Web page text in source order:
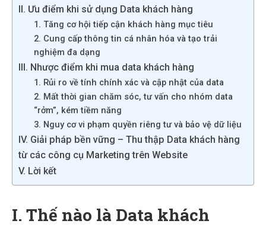
II. Ưu điểm khi sử dụng Data khách hàng
1. Tăng cơ hội tiếp cận khách hàng mục tiêu
2. Cung cấp thông tin cá nhân hóa và tạo trải
nghiệm đa dạng
III. Nhược điểm khi mua data khách hàng
1. Rủi ro về tính chính xác và cập nhật của data
2. Mất thời gian chăm sóc, tư vấn cho nhóm data
“rởm”, kém tiềm năng
3. Nguy cơ vi phạm quyền riêng tư và bảo vệ dữ liệu
IV. Giải pháp bền vững – Thu thập Data khách hàng
từ các công cụ Marketing trên Website
V. Lời kết
I. Thế nào là Data khách